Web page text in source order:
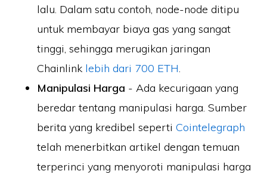
lalu. Dalam satu contoh, node-node ditipu
untuk membayar biaya gas yang sangat
tinggi, sehingga merugikan jaringan
Chainlink lebih dari 700 ETH.
Manipulasi Harga - Ada kecurigaan yang
beredar tentang manipulasi harga. Sumber
berita yang kredibel sepertiCointelegraph
telah menerbitkan artikel dengan temuan
terperinci yang menyoroti manipulasi harga